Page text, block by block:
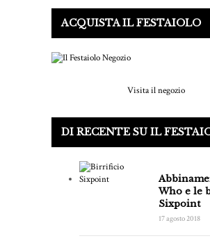
ACQUISTA IL FESTAIOLO
Visita il negozio
DI RECENTE SU IL
Who e le
Sixpoint
17 agosto 2018